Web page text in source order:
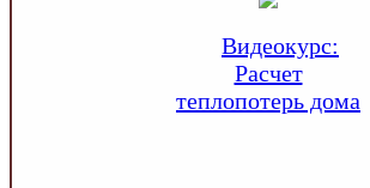
Видеокурс:
Расчет
теплопотерь дома